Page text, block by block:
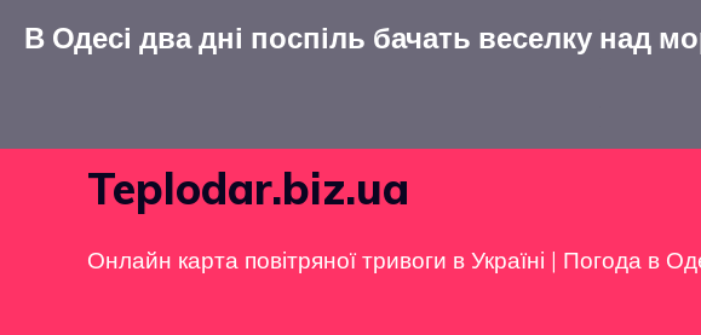
В Одесі два дні поспіль бачать веселку над
Teplodar.biz.ua
Онлайн карта повітряної тривоги в Україні | Погода в